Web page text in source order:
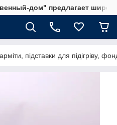
дом" предлагает
підставки для підігріву,